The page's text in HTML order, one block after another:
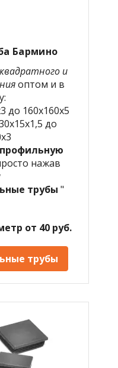
Бармино
квадратного и
оптом и в
до 160х160х5
до
нажав
трубы "
от 40 руб.
трубы